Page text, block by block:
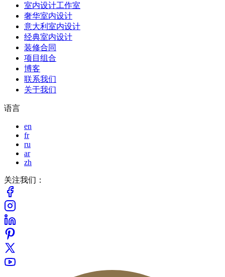
室内设计工作室
奢华室内设计
意大利室内设计
经典室内设计
装修合同
项目组合
博客
联系我们
关于我们
语言
en
fr
ru
ar
zh
关注我们：